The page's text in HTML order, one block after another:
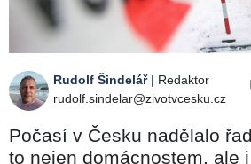
Rudolf Šindelář| Redaktor
rudolf.sindelar@zivotvcesku.cz
Počasí v Česku nadělalo
to nejen domácnostem, ale